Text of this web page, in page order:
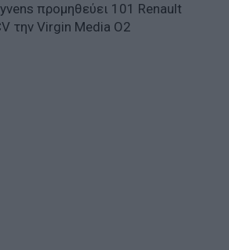
προμηθεύει 101 Renault
την Virgin Media O2